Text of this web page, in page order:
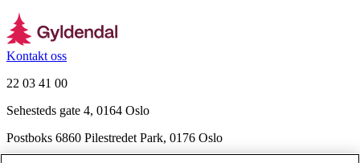
Kontakt oss
22 03 41 00
Sehesteds gate 4, 0164 Oslo
Postboks 6860 Pilestredet Park, 0176 Oslo